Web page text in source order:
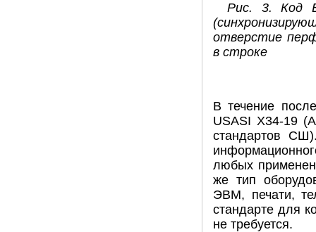
Рис. 3. Код
отверстие
в строке
В течение
USASI X34-19
стандартов
любых
же тип
ЭВМ, печати,
стандарте для
не требуется.